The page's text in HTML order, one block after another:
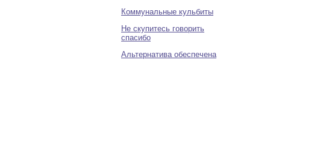
Коммунальные кульбиты
Не скупитесь говорить
спасибо
Альтернатива обеспечена